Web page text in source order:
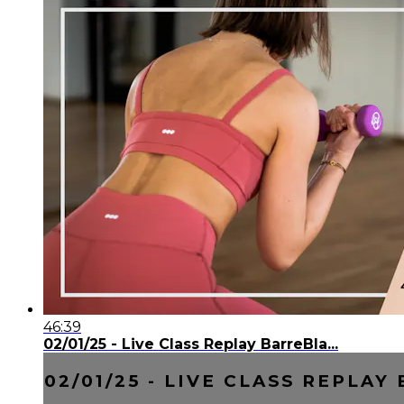
46:39
02/01/25 - Live Class Replay BarreBla...
02/01/25 - LIVE CLASS REPLAY